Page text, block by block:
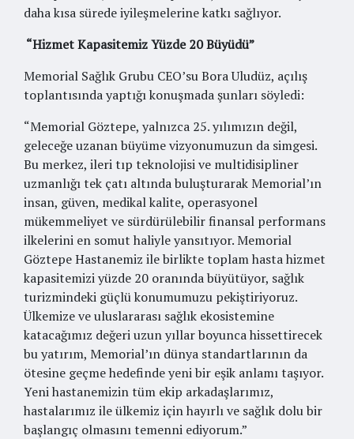
daha kısa sürede iyileşmelerine katkı sağlıyor.
“Hizmet Kapasitemiz Yüzde 20 Büyüdü”
Memorial Sağlık Grubu CEO’su Bora Uludüz, açılış
toplantısında yaptığı konuşmada şunları söyledi:
“Memorial Göztepe, yalnızca 25. yılımızın değil,
geleceğe uzanan büyüme vizyonumuzun da simgesi.
Bu merkez, ileri tıp teknolojisi ve multidisipliner
uzmanlığı tek çatı altında buluşturarak Memorial’ın
insan, güven, medikal kalite, operasyonel
mükemmeliyet ve sürdürülebilir finansal performans
ilkelerini en somut haliyle yansıtıyor. Memorial
Göztepe Hastanemiz ile birlikte toplam hasta hizmet
kapasitemizi yüzde 20 oranında büyütüyor, sağlık
turizmindeki güçlü konumumuzu pekiştiriyoruz.
Ülkemize ve uluslararası sağlık ekosistemine
katacağımız değeri uzun yıllar boyunca hissettirecek
bu yatırım, Memorial’ın dünya standartlarının da
ötesine geçme hedefinde yeni bir eşik anlamı taşıyor.
Yeni hastanemizin tüm ekip arkadaşlarımız,
hastalarımız ile ülkemiz için hayırlı ve sağlık dolu bir
başlangıç olmasını temenni ediyorum.”